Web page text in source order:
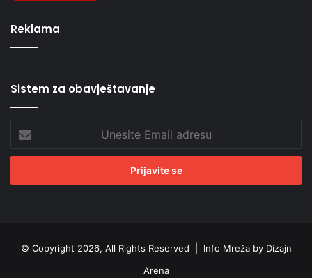
Reklama
Sistem za obavještavanje
Email
adresu
© Copyright 2026, All Rights Reserved | Info Mreža by Dizajn
Arena